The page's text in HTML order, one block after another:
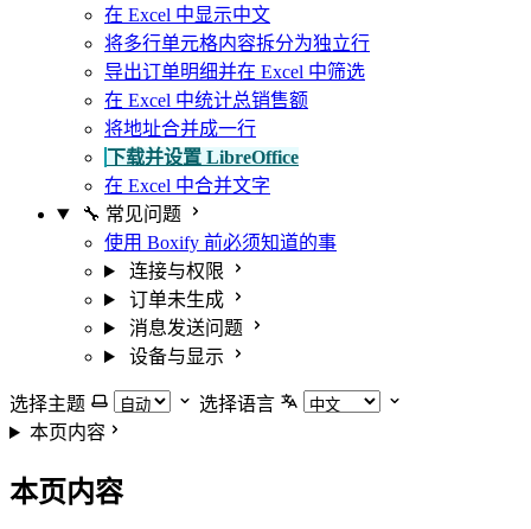
在 Excel 中显示中文
将多行单元格内容拆分为独立行
导出订单明细并在 Excel 中筛选
在 Excel 中统计总销售额
将地址合并成一行
下载并设置 LibreOffice
在 Excel 中合并文字
🔧 常见问题
使用 Boxify 前必须知道的事
连接与权限
订单未生成
消息发送问题
设备与显示
选择主题
选择语言
本页内容
本页内容